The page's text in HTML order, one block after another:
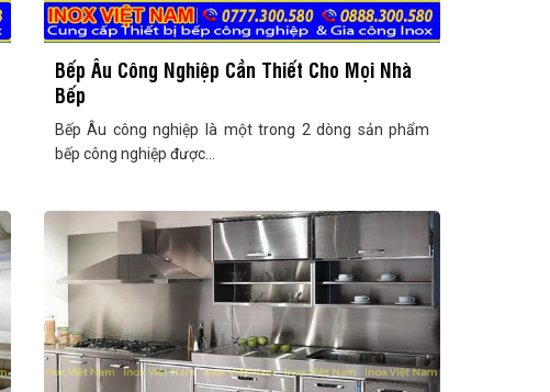
Bếp Âu Công Nghiệp Cần Thiết Cho Mọi Nhà
Bếp
Bếp Âu công nghiệp là một trong 2 dòng sản phẩm
bếp công nghiệp được...